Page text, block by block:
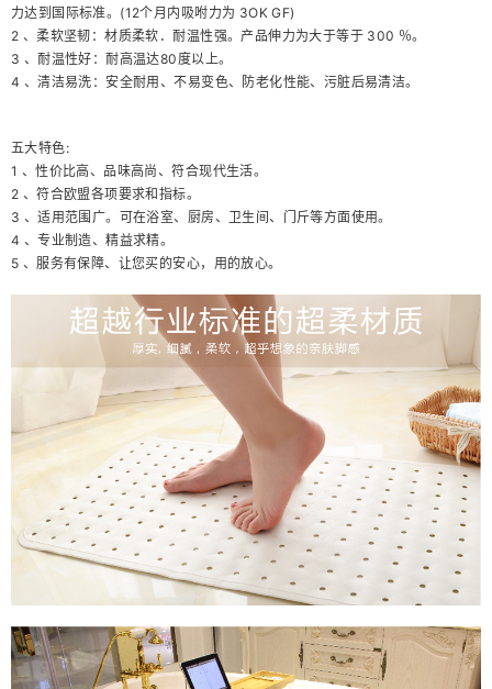
力达到国际标准。(12个月内吸咐力为 3OK GF)
2 、柔软坚韧：材质柔软．耐温性强。产品伸力为大于等于 300 ％。
3 、耐温性好：耐高温达80度以上。
4 、清洁易洗：安全耐用、不易变色、防老化性能、污脏后易清洁。
五大特色:
1 、性价比高、品味高尚、符合现代生活。
2 、符合欧盟各项要求和指标。
3 、适用范围广。可在浴室、厨房、卫生间、门斤等方面使用。
4 、专业制造、精益求精。
5 、服务有保障、让您买的安心，用的放心。